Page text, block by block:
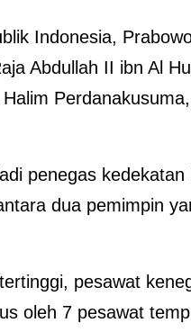
Indonesia,
Abdullah II ibn Al
penegas
dua pemimpin
pesawat
oleh 7 pesawat